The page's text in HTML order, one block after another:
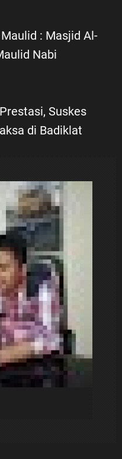
: Masjid Al-
Nabi
Suskes
di Badiklat